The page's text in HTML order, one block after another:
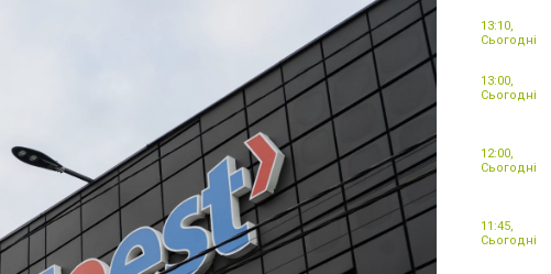
13:10,
Сьогодні
13:00,
Сьогодні
12:00,
Сьогодні
11:45,
Сьогодні